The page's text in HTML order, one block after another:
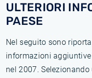
ULTERIORI
PAESE
Nel seguito sono
informazioni
nel 2007.